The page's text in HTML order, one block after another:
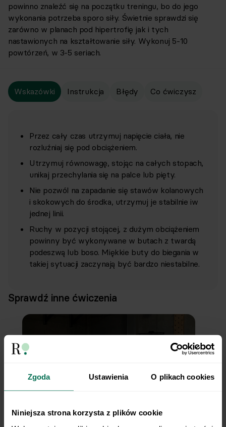
Zgoda Ustawienia O plikach cookies
Niniejsza strona korzysta z plików cookie
powinno znaleźć się na początku treningu, bo do jego
wykonania potrzeba sporo siły. Świetnie sprawdzi się
zarówno w planach pod hipertrofię jak i tych
nastawionych na kształtowanie siły. Wykonuj 5-10
powtórzeń, w 3-5 seriach.
Wskazówki Instrukcja Błędy Co ćwiczysz
Przez cały czas utrzymuj napięcie ciała, nie
rozluźniaj się pod obciążeniem.
Utrzymuj równowagę, stojąc na całych stopach,
unikaj przechylania się na palce lub pięty.
Nie pozwól na zapadanie się stawów kolanowych
i skokowych do środka, utrzymuj je stabilnie iw
jednej linii.
Ruchy w pozycji stojącej, z dużym obciążeniem
powinny być wykonywane w butach z twardą
podeszwą lub boso. Miękkie buty do biegania w
takiej sytuacji zaczynają być bardzo niestabilne.
Sprawdź inne ćwiczenia